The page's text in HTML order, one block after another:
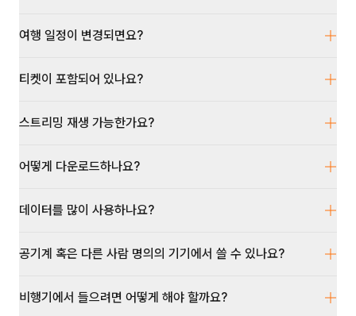
여행 일정이 변경되면요?
티켓이 포함되어 있나요?
스트리밍 재생 가능한가요?
어떻게 다운로드하나요?
데이터를 많이 사용하나요?
공기계 혹은 다른 사람 명의의 기기에서 쓸 수 있나요?
비행기에서 들으려면 어떻게 해야 할까요?